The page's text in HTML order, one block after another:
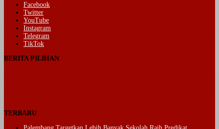
Facebook
Twitter
YouTube
Instagram
Telegram
TikTok
BERITA PILIHAN
TERBARU